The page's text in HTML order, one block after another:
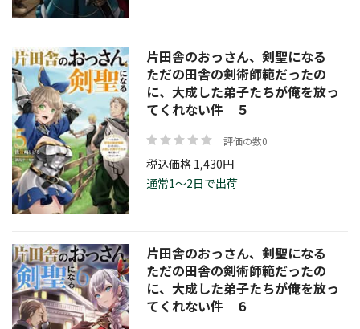
片田舎のおっさん、剣聖になる
ただの田舎の剣術師範だったの
に、大成した弟子たちが俺を放っ
てくれない件 ５
評価の数0
税込価格 1,430円
通常1～2日で出荷
片田舎のおっさん、剣聖になる
ただの田舎の剣術師範だったの
に、大成した弟子たちが俺を放っ
てくれない件 ６